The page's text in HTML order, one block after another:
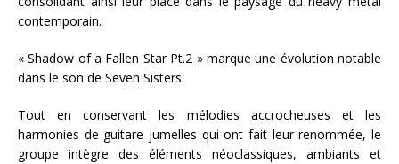
contemporain.
« Shadow of a Fallen Star Pt.2 » marque une évolution notable
dans le son de Seven Sisters.
Tout en conservant les mélodies accrocheuses et les
harmonies de guitare jumelles qui ont fait leur renommée, le
groupe intègre des éléments néoclassiques, ambiants et